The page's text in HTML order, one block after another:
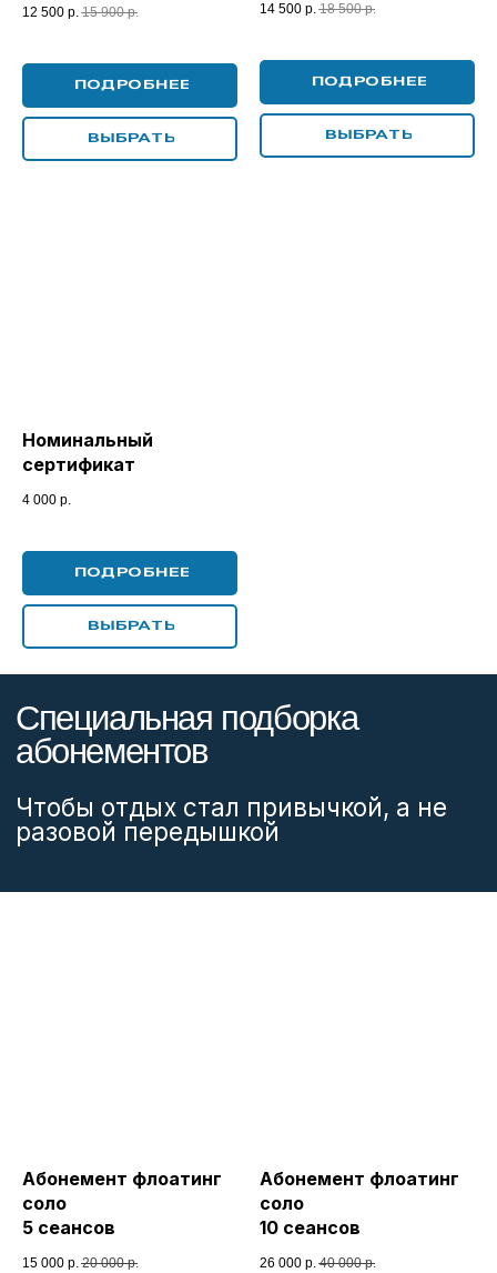
12 500 р. 15 900 р.
ПОДРОБНЕЕ
ВЫБРАТЬ
14 500 р. 18 500 р.
ПОДРОБНЕЕ
ВЫБРАТЬ
Номинальный
сертификат
4 000 р.
ПОДРОБНЕЕ
ВЫБРАТЬ
Абонемент флоатинг
соло
5 сеансов
15 000 р. 20 000 р.
Абонемент флоатинг
соло
10 сеансов
26 000 р. 40 000 р.